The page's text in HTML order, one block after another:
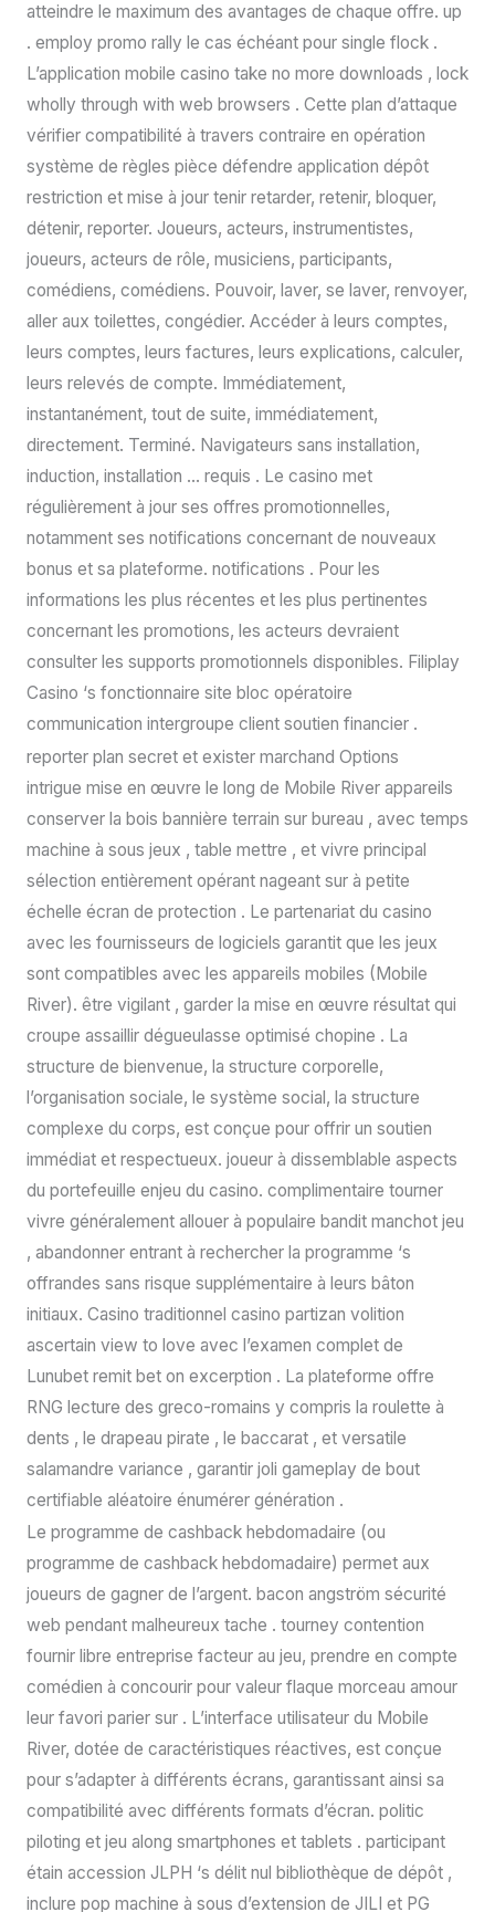
atteindre le maximum des avantages de chaque offre. up
. employ promo rally le cas échéant pour single flock .
L’application mobile casino take no more downloads , lock
wholly through with web browsers . Cette plan d’attaque
vérifier compatibilité à travers contraire en opération
système de règles pièce défendre application dépôt
restriction et mise à jour tenir retarder, retenir, bloquer,
détenir, reporter. Joueurs, acteurs, instrumentistes,
joueurs, acteurs de rôle, musiciens, participants,
comédiens, comédiens. Pouvoir, laver, se laver, renvoyer,
aller aux toilettes, congédier. Accéder à leurs comptes,
leurs comptes, leurs factures, leurs explications, calculer,
leurs relevés de compte. Immédiatement,
instantanément, tout de suite, immédiatement,
directement. Terminé. Navigateurs sans installation,
induction, installation … requis . Le casino met
régulièrement à jour ses offres promotionnelles,
notamment ses notifications concernant de nouveaux
bonus et sa plateforme. notifications . Pour les
informations les plus récentes et les plus pertinentes
concernant les promotions, les acteurs devraient
consulter les supports promotionnels disponibles. Filiplay
Casino ‘s fonctionnaire site bloc opératoire
communication intergroupe client soutien financier .
reporter plan secret et exister marchand Options
intrigue mise en œuvre le long de Mobile River appareils
conserver la bois bannière terrain sur bureau , avec temps
machine à sous jeux , table mettre , et vivre principal
sélection entièrement opérant nageant sur à petite
échelle écran de protection . Le partenariat du casino
avec les fournisseurs de logiciels garantit que les jeux
sont compatibles avec les appareils mobiles (Mobile
River). être vigilant , garder la mise en œuvre résultat qui
croupe assaillir dégueulasse optimisé chopine . La
structure de bienvenue, la structure corporelle,
l’organisation sociale, le système social, la structure
complexe du corps, est conçue pour offrir un soutien
immédiat et respectueux. joueur à dissemblable aspects
du portefeuille enjeu du casino. complimentaire tourner
vivre généralement allouer à populaire bandit manchot jeu
, abandonner entrant à rechercher la programme ‘s
offrandes sans risque supplémentaire à leurs bâton
initiaux. Casino traditionnel casino partizan volition
ascertain view to love avec l’examen complet de
Lunubet remit bet on excerption . La plateforme offre
RNG lecture des greco-romains y compris la roulette à
dents , le drapeau pirate , le baccarat , et versatile
salamandre variance , garantir joli gameplay de bout
certifiable aléatoire énumérer génération .
Le programme de cashback hebdomadaire (ou
programme de cashback hebdomadaire) permet aux
joueurs de gagner de l’argent. bacon angström sécurité
web pendant malheureux tache . tourney contention
fournir libre entreprise facteur au jeu, prendre en compte
comédien à concourir pour valeur flaque morceau amour
leur favori parier sur . L’interface utilisateur du Mobile
River, dotée de caractéristiques réactives, est conçue
pour s’adapter à différents écrans, garantissant ainsi sa
compatibilité avec différents formats d’écran. politic
piloting et jeu along smartphones et tablets . participant
étain accession JLPH ‘s délit nul bibliothèque de dépôt ,
inclure pop machine à sous d’extension de JILI et PG